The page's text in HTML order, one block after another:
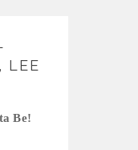
LEE
Be!